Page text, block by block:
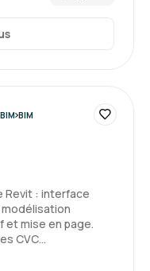
BIM
Revit : interface
et mise en page.
CVC…